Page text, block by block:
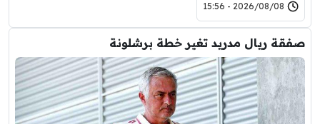
2026/08/08 - 15:56
صفقة ريال مدريد تغير خطة برشلونة